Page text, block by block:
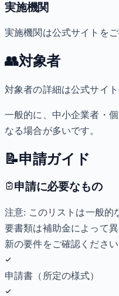
実施機関
実施機関は公式サイトを
👥対象者
対象者の詳細は公式サイ
一般的に、中小企業者・
なる場合が多いです。
📝申請ガイド
申請に必要なもの
注意: このリストは一般的
要書類は補助金によって
新の要件をご確認ください
申請書（所定の様式）